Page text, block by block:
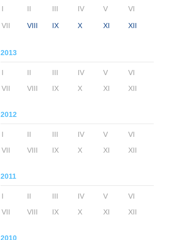
I II III IV V VI
VII VIII IX X XI XII
2013
I II III IV V
VI
VII
VIII IX X XI XII
2012
I II III IV V
VI
VII
VIII IX X XI XII
2011
I II III IV V
VI
VII
VIII IX X XI XII
2010